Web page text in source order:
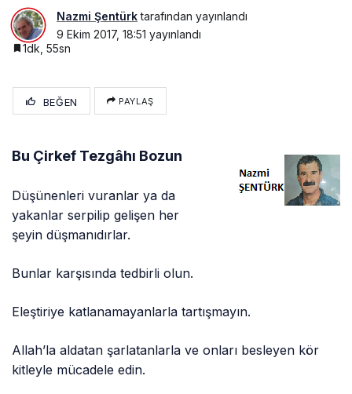
Nazmi Şentürktarafından yayınlandı
9 Ekim 2017, 18:51 yayınlandı
1dk, 55sn
BEĞEN PAYLAŞ
Bu Çirkef Tezgâhı Bozun
Düşünenleri vuranlar ya da
yakanlar serpilip gelişen her
şeyin düşmanıdırlar.
Bunlar karşısında tedbirli olun.
Eleştiriye katlanamayanlarla tartışmayın.
Allah’la aldatan şarlatanlarla ve onları besleyen kör
kitleyle mücadele edin.